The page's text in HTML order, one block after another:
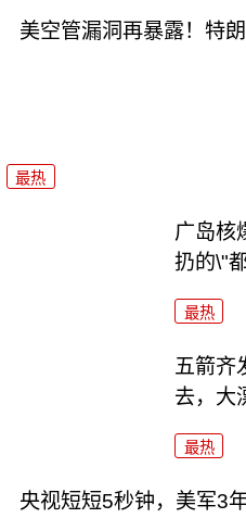
美空管漏洞再暴露！特
最热
广岛核
扔的\"
最热
五箭齐
去，大
最热
央视短短5秒钟，美军3